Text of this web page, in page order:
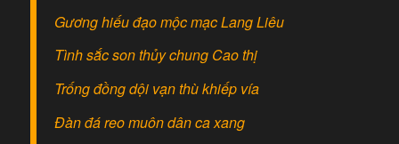
Gương hiếu đạo mộc mạc Lang Liêu
Tình sắc son thủy chung Cao thị
Trống đồng dội vạn thù khiếp vía
Đàn đá reo muôn dân ca xang